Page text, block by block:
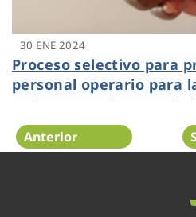
30 ENE 2024
Proceso selectivo para
personal operario para
Rabasa-Fenollar-
Anterior